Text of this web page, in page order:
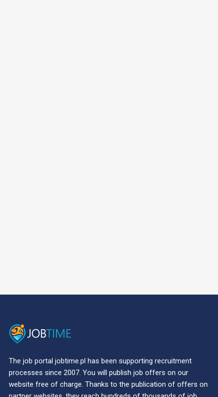
The job portal jobtime.pl has been supporting recruitment
processes since 2007. You will publish job offers on our
website free of charge. Thanks to the publication of offers on